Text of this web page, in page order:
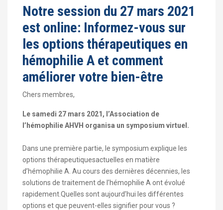
Notre session du 27 mars 2021
est online: Informez-vous sur
les options thérapeutiques en
hémophilie A et comment
améliorer votre bien-être
Chers membres,
Le samedi 27 mars 2021, l’Association de
l’hémophilie AHVH organisa un symposium virtuel.
Dans une première partie, le symposium explique les
options thérapeutiquesactuelles en matière
d’hémophilie A. Au cours des dernières décennies, les
solutions de traitement de l’hémophilie A ont évolué
rapidement.Quelles sont aujourd’hui les différentes
options et que peuvent-elles signifier pour vous ?